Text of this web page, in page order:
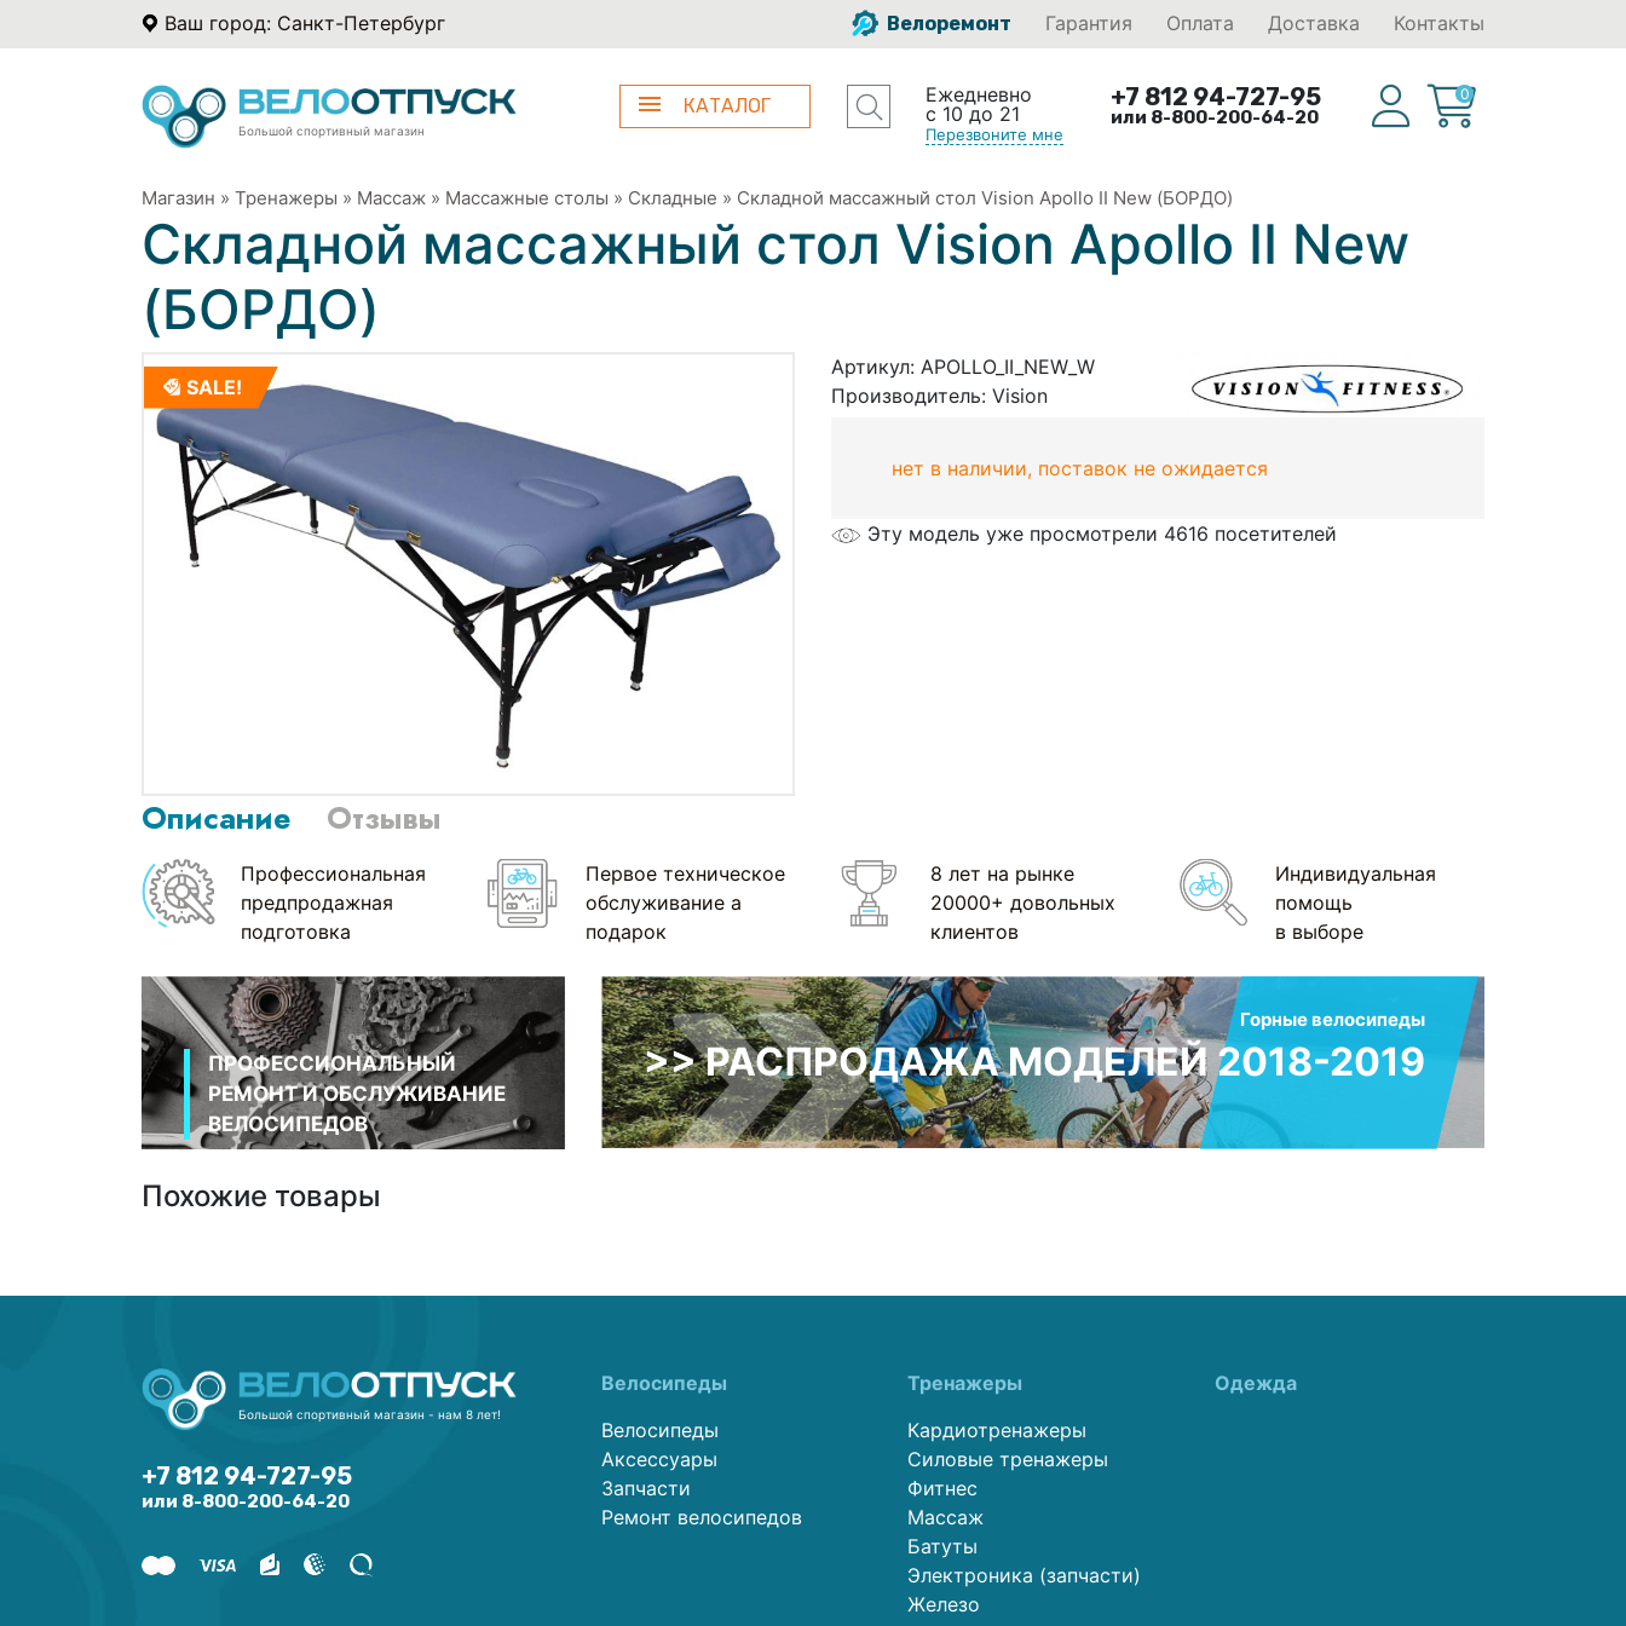
Ваш город: Санкт-Петербург Велоремонт Гарантия Оплата Доставка Контакты
Большой спортивный магазин
КАТАЛОГ
Ежедневно
с 10 до 21
Перезвоните мне
+7 812 94-727-95
или 8-800-200-64-20
0
Магазин » Тренажеры » Массаж » Массажные столы » Складные » Складной массажный стол Vision Apollo II New (БОРДО)
Складной массажный стол Vision Apollo II New
(БОРДО)
SALE!
Артикул: APOLLO_II_NEW_W
Производитель: Vision
нет в наличии, поставок не ожидается
Эту модель уже просмотрели 4616 посетителей
Описание Отзывы
Профессиональная
предпродажная
подготовка
Первое техническое
обслуживание а
подарок
8 лет на рынке
20000+ довольных
клиентов
Индивидуальная
помощь
в выборе
ПРОФЕССИОНАЛЬНЫЙ
РЕМОНТ И ОБСЛУЖИВАНИЕ
ВЕЛОСИПЕДОВ
Горные велосипеды
>> РАСПРОДАЖА МОДЕЛЕЙ 2018-2019
Похожие товары
Большой спортивный магазин - нам 8 лет!
+7 812 94-727-95
или 8-800-200-64-20
Велосипеды
Велосипеды
Аксессуары
Запчасти
Ремонт велосипедов
Тренажеры
Кардиотренажеры
Силовые тренажеры
Фитнес
Массаж
Батуты
Электроника (запчасти)
Железо
Одежда